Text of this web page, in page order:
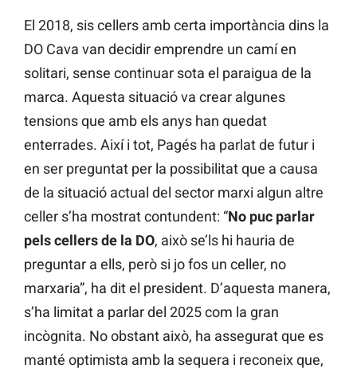
El 2018, sis cellers amb certa importància dins la
DO Cava van decidir emprendre un camí en
solitari, sense continuar sota el paraigua de la
marca. Aquesta situació va crear algunes
tensions que amb els anys han quedat
enterrades. Així i tot, Pagés ha parlat de futur i
en ser preguntat per la possibilitat que a causa
de la situació actual del sector marxi algun altre
celler s’ha mostrat contundent: “No puc parlar
pels cellers de la DO, això se’ls hi hauria de
preguntar a ells, però si jo fos un celler, no
marxaria”, ha dit el president. D’aquesta manera,
s’ha limitat a parlar del 2025 com la gran
incògnita. No obstant això, ha assegurat que es
manté optimista amb la sequera i reconeix que,